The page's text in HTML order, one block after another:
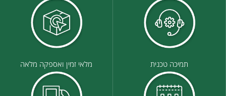
תמיכה טכנית מלאי זמין ואספקה מלאה